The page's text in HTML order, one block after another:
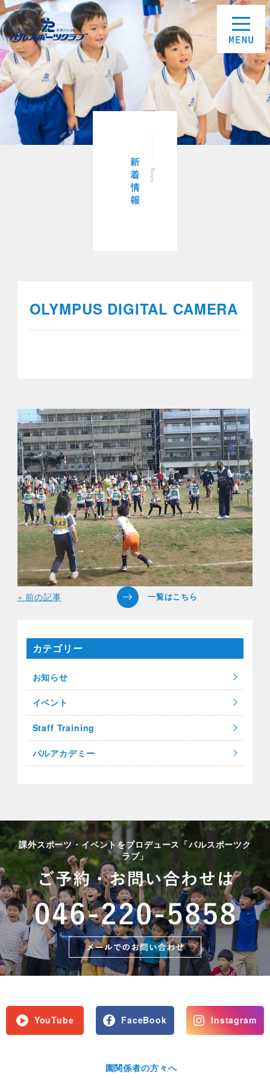
OLYMPUS DIGITAL CAMERA
« 前の記事
カテゴリー
お知らせ
イベント
Staff Training
パルアカデミー
課外スポーツ・イベントをプロデュース「パルスポーツク
ラブ」
YouTube FaceBook Instagram
園関係者の方々へ